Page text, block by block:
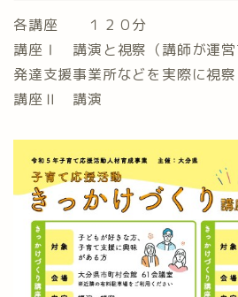
各講座 １２０分⁡
講座Ⅰ 講演と視察（講師が運営
発達支援事業所などを実際に視察
講座Ⅱ 講演